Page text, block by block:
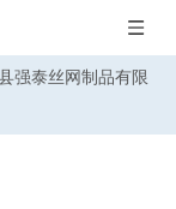
强泰丝网制品有限